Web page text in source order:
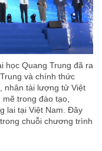
học Quang Trung đã ra
và chính thức
nhân tài lượng tử Việt
trong đào tạo,
lai tại Việt Nam. Đây
chuỗi chương trình